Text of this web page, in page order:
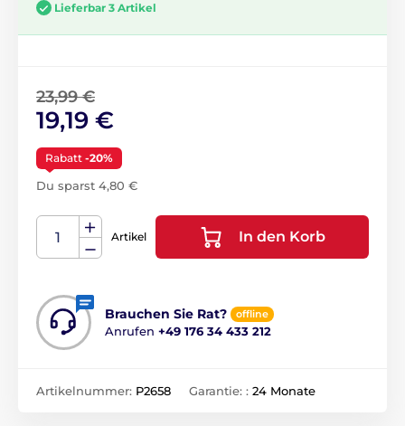
Lieferbar 3 Artikel
23,99 €
19,19 €
Rabatt -20%
Du sparst 4,80 €
Artikel In den Korb
Brauchen Sie Rat? offline
Anrufen +49 176 34 433 212
Artikelnummer: P2658 Garantie: : 24 Monate